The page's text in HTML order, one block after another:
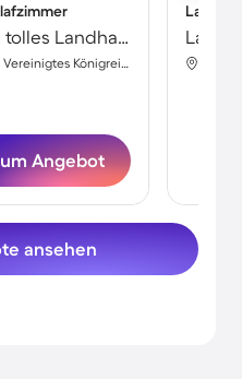
Familienfreundliches tolles Landhaus mit Whirlpool
South Ayrshire, Schottland, Vereinigtes Königreich
Angebot
ansehen